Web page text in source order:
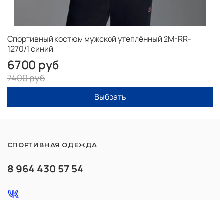
Спортивный костюм мужской утеплённый 2M-RR-
1270/1 синий
6700 руб
7400 руб
Выбрать
8 964 430 57 54
СПОРТИВНАЯ ОДЕЖДА